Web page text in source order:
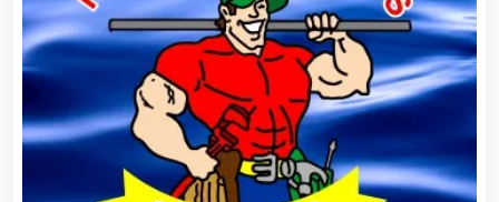
Artículos para el Hogar
Artículos para Regalos
Artículos Personales